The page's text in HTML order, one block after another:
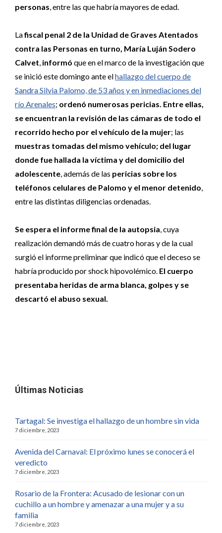
personas, entre las que habría mayores de edad.
Lafiscal penal 2 de la Unidad de Graves Atentados
contra las Personas en turno, María Luján Sodero
Calvet, informó que en el marco de la investigación que
se inició este domingo ante elhallazgo del cuerpo de
Sandra Silvia Palomo, de 53 años y en inmediaciones del
río Arenales; ordenó numerosas pericias. Entre ellas,
se encuentran la revisión de las cámaras de todo el
recorrido hecho por el vehículo de la mujer; las
muestras tomadas del mismo vehículo; del lugar
donde fue hallada la víctima y del domicilio del
adolescente, además de las pericias sobre los
teléfonos celulares de Palomo y el menor detenido,
entre las distintas diligencias ordenadas.
Se espera el informe final de la autopsia, cuya
realización demandó más de cuatro horas y de la cual
surgió el informe preliminar que indicó que el deceso se
habría producido por shock hipovolémico. El cuerpo
presentaba heridas de arma blanca, golpes y se
descartó el abuso sexual.
Últimas Noticias
Tartagal: Se investiga el hallazgo de un hombre sin vida
7 diciembre, 2023
Avenida del Carnaval: El próximo lunes se conocerá el
veredicto
7 diciembre, 2023
Rosario de la Frontera: Acusado de lesionar con un
cuchillo a un hombre y amenazar a una mujer y a su
familia
7 diciembre, 2023